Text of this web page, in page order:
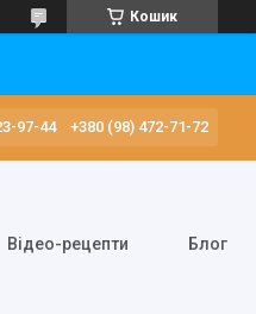
Кошик
97-44 +380 (98) 472-71-72
Відео-рецепти Блог